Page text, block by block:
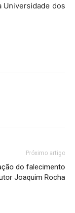
Universidade dos
Próximo artigo
do falecimento
Joaquim Rocha